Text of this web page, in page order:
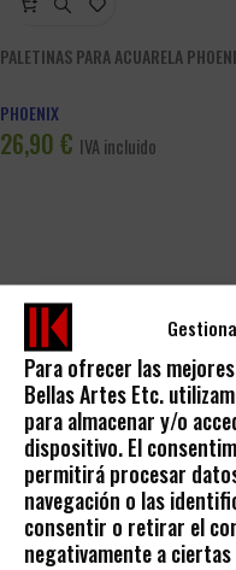
Para ofrecer las
Bellas Artes Etc.
para almacenar y/o
dispositivo. El
permitirá procesar
navegación o las
consentir o retirar el
negativamente a
PALETINAS PARA ACUARELA
PHOENIX
26,90 € IVA incluido